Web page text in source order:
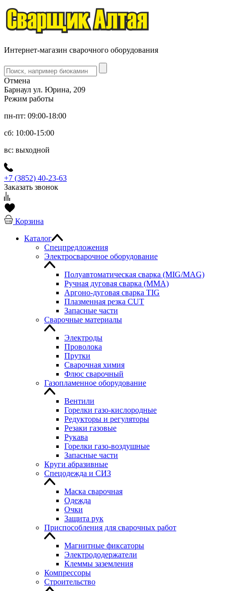
Интернет-магазин сварочного оборудования
Отмена
Барнаул ул. Юрина, 209
Режим работы
пн-пт: 09:00-18:00
сб: 10:00-15:00
вс: выходной
+7 (3852) 40-23-63
Заказать звонок
Корзина
Каталог
Спецпредложения
Электросварочное оборудование
Полуавтоматическая сварка (MIG/MAG)
Ручная дуговая сварка (MMA)
Аргоно-дуговая сварка TIG
Плазменная резка CUT
Запасные части
Сварочные материалы
Электроды
Проволока
Прутки
Сварочная химия
Флюс сварочный
Газопламенное оборудование
Вентили
Горелки газо-кислородные
Редукторы и регуляторы
Резаки газовые
Рукава
Горелки газо-воздушные
Запасные части
Круги абразивные
Спецодежда и СИЗ
Маска сварочная
Одежда
Очки
Защита рук
Приспособления для сварочных работ
Магнитные фиксаторы
Электрододержатели
Клеммы заземления
Компрессоры
Строительство